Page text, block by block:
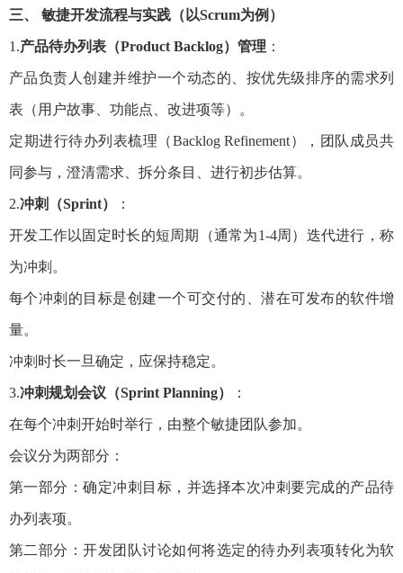
三、 敏捷开发流程与实践（以Scrum为例）
1.产品待办列表（Product Backlog）管理 ：
产品负责人创建并维护一个动态的、按优先级排序的需求列
表（用户故事、功能点、改进项等）。
定期进行待办列表梳理（Backlog Refinement），团队成员共
同参与，澄清需求、拆分条目、进行初步估算。
2.冲刺（Sprint） ：
开发工作以固定时长的短周期（通常为1-4周）迭代进行，称
为冲刺。
每个冲刺的目标是创建一个可交付的、潜在可发布的软件增
量。
冲刺时长一旦确定，应保持稳定。
3.冲刺规划会议（Sprint Planning） ：
在每个冲刺开始时举行，由整个敏捷团队参加。
会议分为两部分：
第一部分：确定冲刺目标，并选择本次冲刺要完成的产品待
办列表项。
第二部分：开发团队讨论如何将选定的待办列表项转化为软